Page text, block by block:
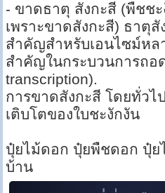
- ขาดธาตุ สังกะสี (พืชชะ
เพราะขาดสังกะสี) ธาตุสั
สำคัญสำหรับเอนไซม์หล
สำคัญในกระบวนการถอ
transcription).
การขาดสังกะสี โดยทั่วไ
เติบโตของใบชะงักงัน
ปุ๋ยไม้ดอก ปุ๋ยพืชดอก ปุ๋ย
บ้าน